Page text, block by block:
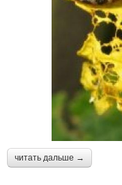
читать дальше →